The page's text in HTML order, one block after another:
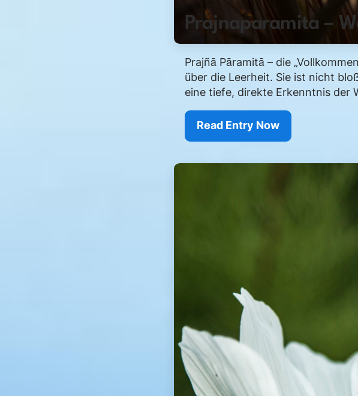
Prajnaparamita –
Prajñā Pāramitā – die
über die Leerheit. Sie ist nicht
eine tiefe, direkte Erkenntnis der
Read Entry Now